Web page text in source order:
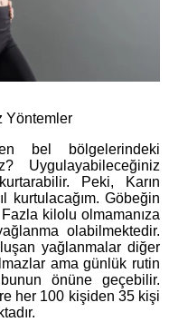
Yöntemler
bel bölgelerindeki
Uygulayabileceğiniz
Peki, Karın
kurtulacağım. Göbeğin
kilolu olmamanıza
olabilmektedir.
yağlanmalar diğer
ama günlük rutin
önüne geçebilir.
her 100 kişiden 35 kişi